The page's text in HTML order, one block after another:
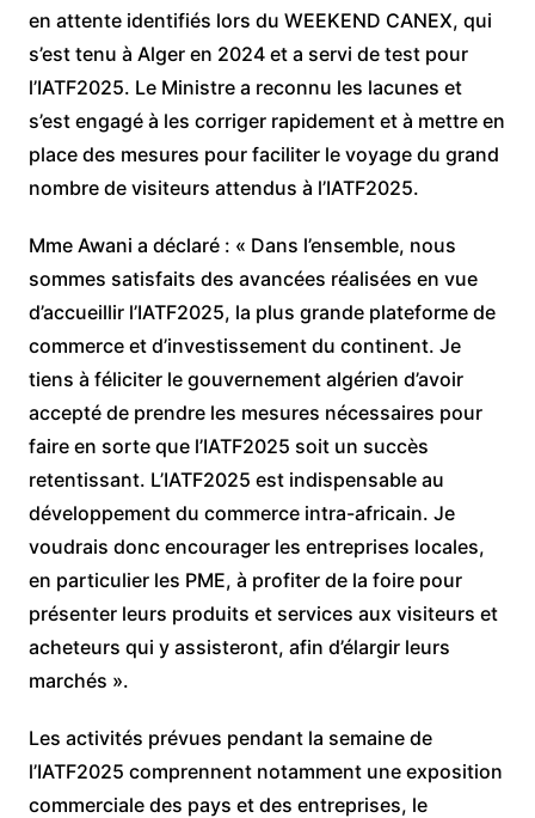
en attente identifiés lors du WEEKEND CANEX, qui
s’est tenu à Alger en 2024 et a servi de test pour
l’IATF2025. Le Ministre a reconnu les lacunes et
s’est engagé à les corriger rapidement et à mettre en
place des mesures pour faciliter le voyage du grand
nombre de visiteurs attendus à l’IATF2025.
Mme Awani a déclaré : « Dans l’ensemble, nous
sommes satisfaits des avancées réalisées en vue
d’accueillir l’IATF2025, la plus grande plateforme de
commerce et d’investissement du continent. Je
tiens à féliciter le gouvernement algérien d’avoir
accepté de prendre les mesures nécessaires pour
faire en sorte que l’IATF2025 soit un succès
retentissant. L’IATF2025 est indispensable au
développement du commerce intra-africain. Je
voudrais donc encourager les entreprises locales,
en particulier les PME, à profiter de la foire pour
présenter leurs produits et services aux visiteurs et
acheteurs qui y assisteront, afin d’élargir leurs
marchés ».
Les activités prévues pendant la semaine de
l’IATF2025 comprennent notamment une exposition
commerciale des pays et des entreprises, le